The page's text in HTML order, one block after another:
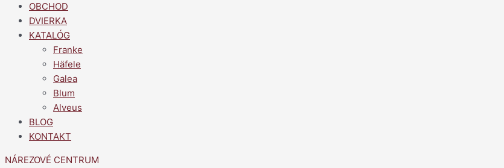
OBCHOD
DVIERKA
KATALÓG
Franke
Häfele
Galea
Blum
Alveus
BLOG
KONTAKT
NÁREZOVÉ CENTRUM